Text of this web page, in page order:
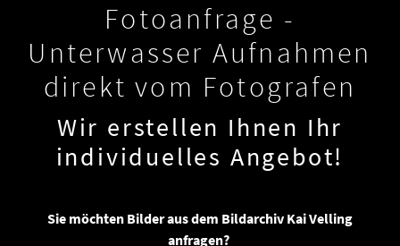
Fotoanfrage -
Unterwasser Aufnahmen
direkt vom Fotografen
Wir erstellen Ihnen Ihr
individuelles Angebot!
Sie möchten Bilder aus dem Bildarchiv Kai Velling
anfragen?